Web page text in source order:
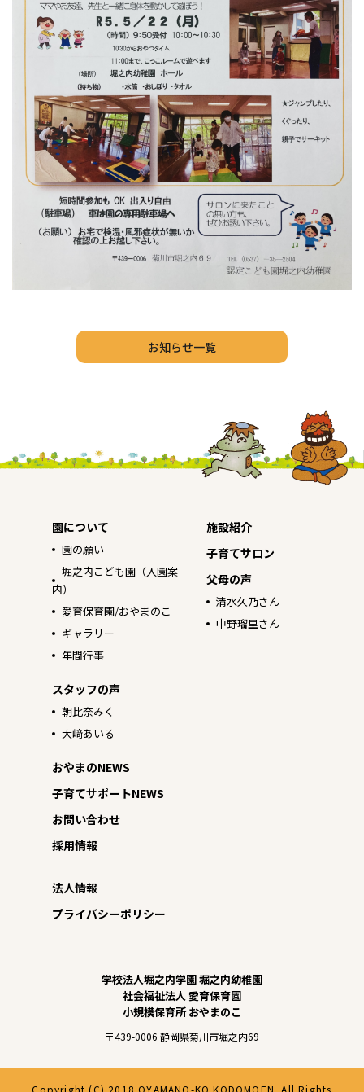
お知らせ一覧
園について
園の願い
堀之内こども園（入園案
内）
愛育保育園/おやまのこ
ギャラリー
年間行事
施設紹介
子育てサロン
父母の声
清水久乃さん
中野瑠里さん
スタッフの声
朝比奈みく
大﨑あいる
おやまのNEWS
子育てサポートNEWS
お問い合わせ
採用情報
法人情報
プライバシーポリシー
学校法人堀之内学園 堀之内幼稚園
社会福祉法人 愛育保育園
小規模保育所 おやまのこ
〒439-0006 静岡県菊川市堀之内69